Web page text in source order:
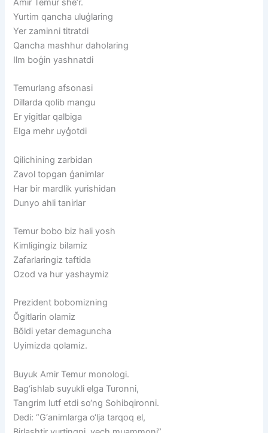
Amir Temur she’r.
Yurtim qancha uluģlaring
Yer zaminni titratdi
Qancha mashhur daholaring
Ilm boģin yashnatdi
Temurlang afsonasi
Dillarda qolib mangu
Er yigitlar qalbiga
Elga mehr uyģotdi
Qilichining zarbidan
Zavol topgan ģanimlar
Har bir mardlik yurishidan
Dunyo ahli tanirlar
Temur bobo biz hali yosh
Kimligingiz bilamiz
Zafarlaringiz taftida
Ozod va hur yashaymiz
Prezident bobomizning
Õgitlarin olamiz
Bõldi yetar demaguncha
Uyimizda qolamiz.
Buyuk Amir Temur monologi.
Bag‘ishlab suyukli elga Turonni,
Tangrim lutf etdi so‘ng Sohibqironni.
Dedi: “G‘animlarga o‘lja tarqoq el,